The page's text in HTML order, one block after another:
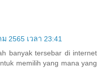
2565 เวลา 23:41
banyak tersebar di internet
memilih yang mana yang